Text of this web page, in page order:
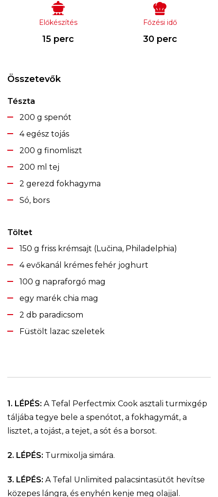
Előkészítés
15 perc
Főzési idő
30 perc
Összetevők
Tészta
200 g spenót
4 egész tojás
200 g finomliszt
200 ml tej
2 gerezd fokhagyma
Só, bors
Töltet
150 g friss krémsajt (Lučina, Philadelphia)
4 evőkanál krémes fehér joghurt
100 g napraforgó mag
egy marék chia mag
2 db paradicsom
Füstölt lazac szeletek
1. LÉPÉS: A Tefal Perfectmix Cook asztali turmixgép
táljába tegye bele a spenótot, a fokhagymát, a
lisztet, a tojást, a tejet, a sót és a borsot.
2. LÉPÉS: Turmixolja simára.
3. LÉPÉS: A Tefal Unlimited palacsintasütőt hevítse
közepes lángra, és enyhén kenje meg olajjal.